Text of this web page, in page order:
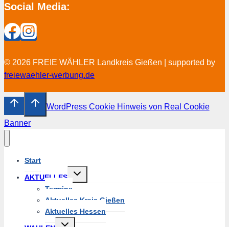
Social Media:
© 2026 FREIE WÄHLER Landkreis Gießen | supported by
freiewaehler-werbung.de
WordPress Cookie Hinweis von Real Cookie
Banner
Start
AKTUELLES
Untermenü
Termine
Aktuelles Kreis Gießen
Aktuelles Hessen
Untermenü